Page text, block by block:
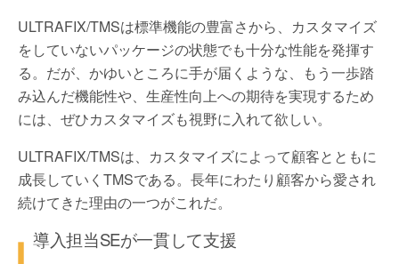
ULTRAFIX/TMSは標準機能の豊富さから、カスタマイズ
をしていないパッケージの状態でも十分な性能を発揮す
る。だが、かゆいところに手が届くような、もう一歩踏
み込んだ機能性や、生産性向上への期待を実現するため
には、ぜひカスタマイズも視野に入れて欲しい。
ULTRAFIX/TMSは、カスタマイズによって顧客とともに
成長していくTMSである。長年にわたり顧客から愛され
続けてきた理由の一つがこれだ。
導入担当SEが一貫して支援